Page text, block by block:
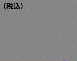
（税込）